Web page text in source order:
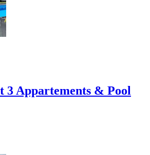
3 Appartements & Pool